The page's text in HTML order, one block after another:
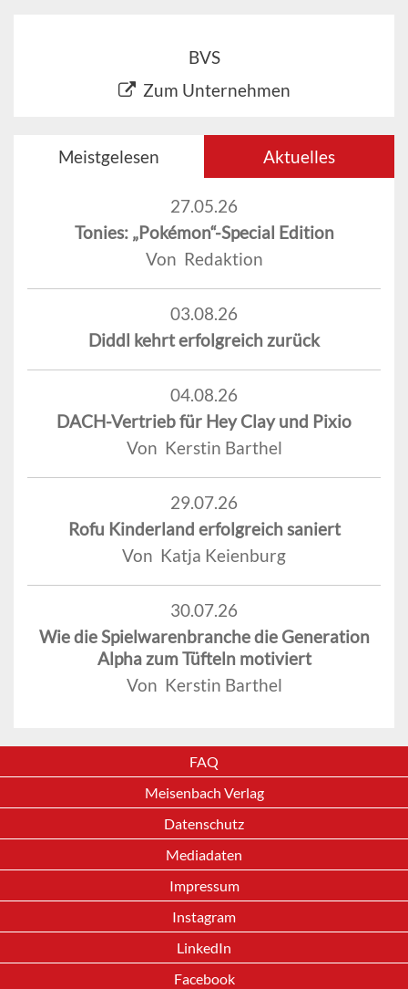
BVS
Zum Unternehmen
Meistgelesen Aktuelles
27.05.26
Tonies: „Pokémon“-Special Edition
Von Redaktion
03.08.26
Diddl kehrt erfolgreich zurück
04.08.26
DACH-Vertrieb für Hey Clay und Pixio
Von Kerstin Barthel
29.07.26
Rofu Kinderland erfolgreich saniert
Von Katja Keienburg
30.07.26
Wie die Spielwarenbranche die Generation
Alpha zum Tüfteln motiviert
Von Kerstin Barthel
FAQ
Meisenbach Verlag
Datenschutz
Mediadaten
Impressum
Instagram
LinkedIn
Facebook